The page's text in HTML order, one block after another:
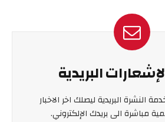
البريدية
النشرة البريدية ليصلك اخر الاخبار
مباشرة الى بريدك الإلكتروني.